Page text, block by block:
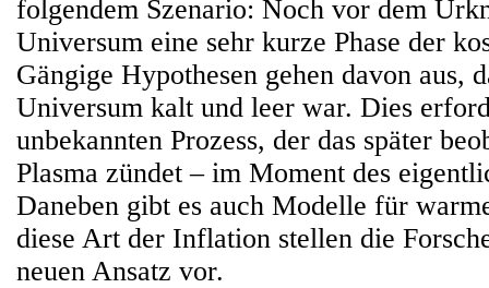
folgendem Szenario: Noch vor dem
Universum eine sehr kurze Phase der
Gängige Hypothesen gehen davon aus,
Universum kalt und leer war. Dies
unbekannten Prozess, der das später
Plasma zündet – im Moment des
Daneben gibt es auch Modelle für
diese Art der Inflation stellen die
neuen Ansatz vor.